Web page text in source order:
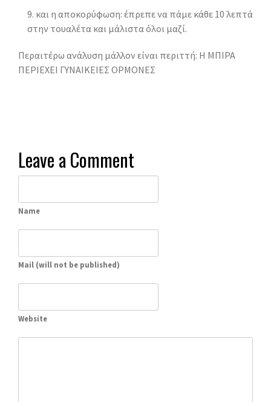
και η αποκορύφωση: έπρεπε να πάμε κάθε 10 λεπτά
στην τουαλέτα και μάλιστα όλοι μαζί.
Περαιτέρω ανάλυση μάλλον είναι περιττή: Η ΜΠΙΡΑ
ΠΕΡΙΕΧΕΙ ΓΥΝΑΙΚΕΙΕΣ ΟΡΜΟΝΕΣ
Leave a Comment
Name
Mail (will not be published)
Website